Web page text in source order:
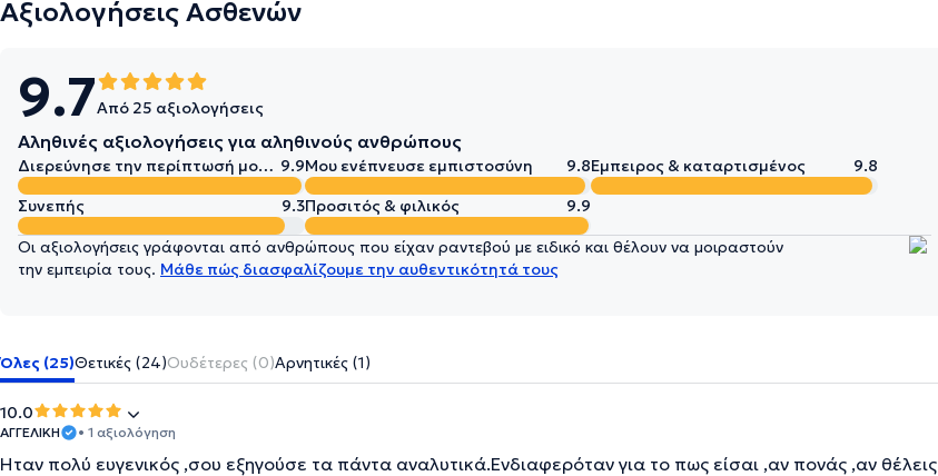
Αξιολογήσεις Ασθενών
9.7Από 25 αξιολογήσεις
Αληθινές αξιολογήσεις για αληθινούς ανθρώπους
Διερεύνησε την περίπτωσή μου σε βάθος 9.9Μου ενέπνευσε εμπιστοσύνη 9.8Έμπειρος & καταρτισμένος
9.8
Συνεπής
9.3Προσιτός & φιλικός 9.9
Οι αξιολογήσεις γράφονται από ανθρώπους που είχαν ραντεβού με ειδικό και θέλουν να μοιραστούν
την εμπειρία τους. Μάθε πώς διασφαλίζουμε την αυθεντικότητά τους
Όλες (25)Θετικές (24)Ουδέτερες (0)Αρνητικές (1)
10.0
ΑΓΓΕΛΙΚΗ • 1 αξιολόγηση
Ηταν πολύ ευγενικός ,σου εξηγούσε τα πάντα αναλυτικά.Ενδιαφερόταν για το πως είσαι ,αν πονάς ,αν θέλεις